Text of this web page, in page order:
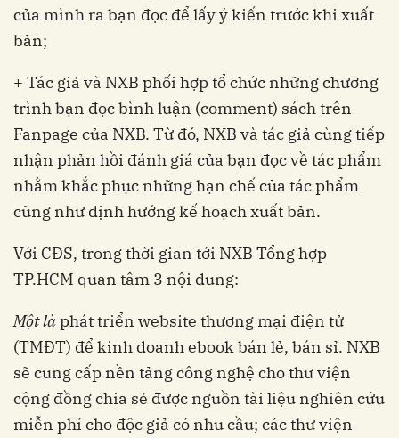
của mình ra bạn đọc để lấy ý kiến trước khi xuất
bản;
+ Tác giả và NXB phối hợp tổ chức những chương
trình bạn đọc bình luận (comment) sách trên
Fanpage của NXB. Từ đó, NXB và tác giả cùng tiếp
nhận phản hồi đánh giá của bạn đọc về tác phẩm
nhằm khắc phục những hạn chế của tác phẩm
cũng như định hướng kế hoạch xuất bản.
Với CĐS, trong thời gian tới NXB Tổng hợp
TP.HCM quan tâm 3 nội dung:
Một làphát triển website thương mại điện tử
(TMĐT) để kinh doanh ebook bán lẻ, bán sỉ. NXB
sẽ cung cấp nền tảng công nghệ cho thư viện
cộng đồng chia sẻ được nguồn tài liệu nghiên cứu
miễn phí cho độc giả có nhu cầu; các thư viện